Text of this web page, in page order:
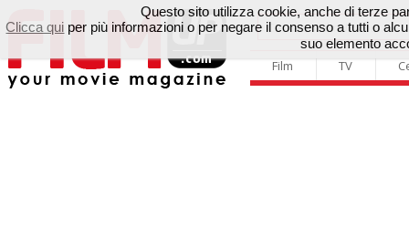
Film TV
Questo sito utilizza cookie, anche di terze
Clicca qui per più informazioni o per negare il consenso a tutti o
suo elemento